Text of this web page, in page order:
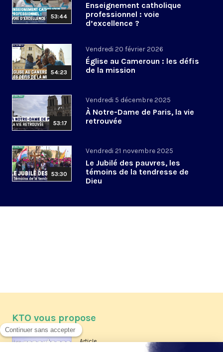
53:44
Enseignement catholique
professionnel : voie
d’excellence ?
54:23
Vendredi 20 février 2026
Église au Cameroun : les défis
de la mission
53:17
Vendredi 5 décembre 2025
À Notre-Dame de Paris, la vie
retrouvée
53:30
Vendredi 21 novembre 2025
Le Jubilé des pauvres, les
témoins de la tendresse de
Dieu
KTO vous propose
Article